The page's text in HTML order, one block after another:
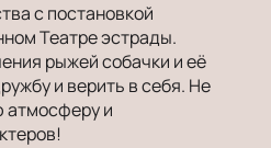
с постановкой
Театре эстрады.
рыжей собачки и её
и верить в себя. Не
атмосферу и